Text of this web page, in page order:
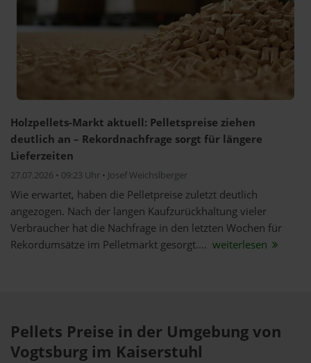
Holzpellets-Markt aktuell: Pelletspreise ziehen
deutlich an – Rekordnachfrage sorgt für längere
Lieferzeiten
27.07.2026 • 09:23 Uhr • Josef Weichslberger
Wie erwartet, haben die Pelletpreise zuletzt deutlich
angezogen. Nach der langen Kaufzurückhaltung vieler
Verbraucher hat die Nachfrage in den letzten Wochen für
Rekordumsätze im Pelletmarkt gesorgt.... weiterlesen
Pellets Preise in der Umgebung von
Vogtsburg im Kaiserstuhl